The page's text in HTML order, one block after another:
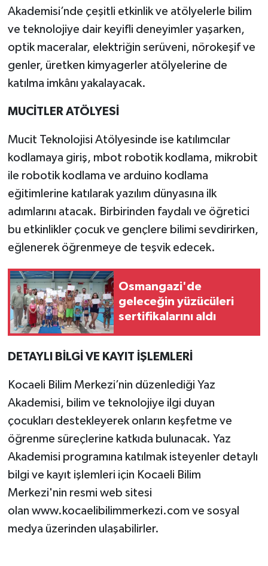
Akademisi’nde çeşitli etkinlik ve atölyelerle bilim
ve teknolojiye dair keyifli deneyimler yaşarken,
optik maceralar, elektriğin serüveni, nörokeşif ve
genler, üretken kimyagerler atölyelerine de
katılma imkânı yakalayacak.
MUCİTLER ATÖLYESİ
Mucit Teknolojisi Atölyesinde ise katılımcılar
kodlamaya giriş, mbot robotik kodlama, mikrobit
ile robotik kodlama ve arduino kodlama
eğitimlerine katılarak yazılım dünyasına ilk
adımlarını atacak. Birbirinden faydalı ve öğretici
bu etkinlikler çocuk ve gençlere bilimi sevdirirken,
eğlenerek öğrenmeye de teşvik edecek.
Osmangazi'de
geleceğin yüzücüleri
sertifikalarını aldı
DETAYLI BİLGİ VE KAYIT İŞLEMLERİ
Kocaeli Bilim Merkezi’nin düzenlediği Yaz
Akademisi, bilim ve teknolojiye ilgi duyan
çocukları destekleyerek onların keşfetme ve
öğrenme süreçlerine katkıda bulunacak. Yaz
Akademisi programına katılmak isteyenler detaylı
bilgi ve kayıt işlemleri için Kocaeli Bilim
Merkezi'nin resmi web sitesi
olan www.kocaelibilimmerkezi.com ve sosyal
medya üzerinden ulaşabilirler.